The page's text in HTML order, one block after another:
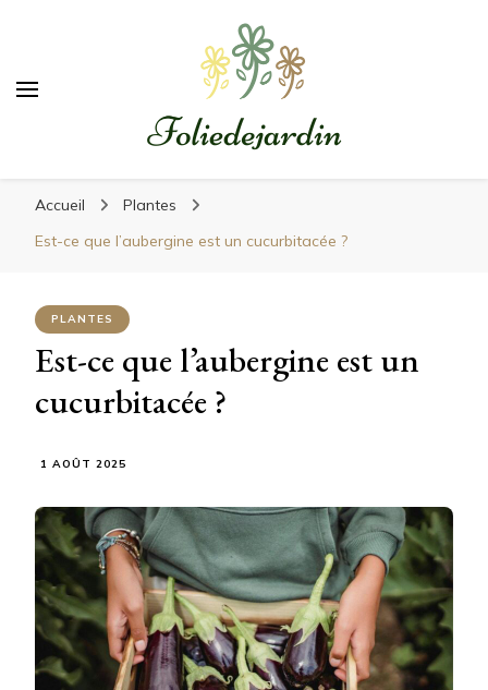
Accueil
Plantes
Est-ce que l’aubergine est un cucurbitacée ?
PLANTES
Est-ce que l’aubergine est un
cucurbitacée ?
1 AOÛT 2025